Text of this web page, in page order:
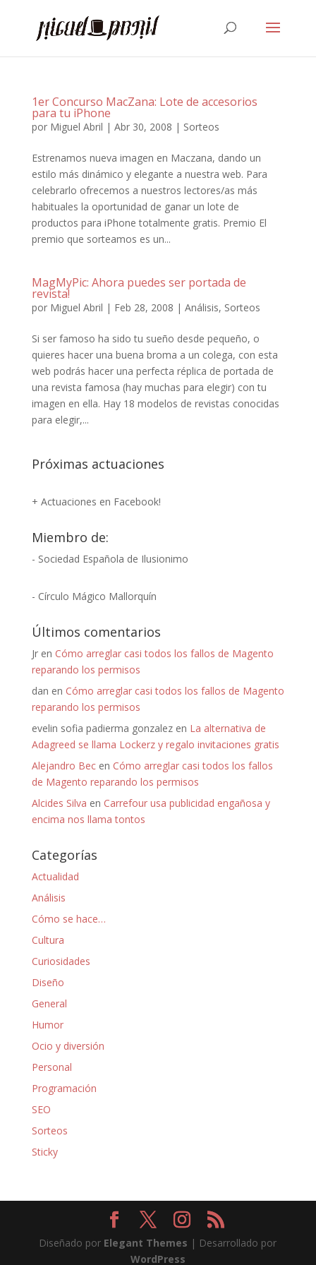
1er Concurso MacZana: Lote de accesorios
para tu iPhone
por Miguel Abril | Abr 30, 2008 | Sorteos
Estrenamos nueva imagen en Maczana, dando un
estilo más dinámico y elegante a nuestra web. Para
celebrarlo ofrecemos a nuestros lectores/as más
habituales la oportunidad de ganar un lote de
productos para iPhone totalmente gratis. Premio El
premio que sorteamos es un...
MagMyPic: Ahora puedes ser portada de
revista!
por Miguel Abril | Feb 28, 2008 | Análisis, Sorteos
Si ser famoso ha sido tu sueño desde pequeño, o
quieres hacer una buena broma a un colega, con esta
web podrás hacer una perfecta réplica de portada de
una revista famosa (hay muchas para elegir) con tu
imagen en ella. Hay 18 modelos de revistas conocidas
para elegir,...
Próximas actuaciones
+ Actuaciones en Facebook!
Miembro de:
- Sociedad Española de Ilusionimo
- Círculo Mágico Mallorquín
Últimos comentarios
Jren Cómo arreglar casi todos los fallos de Magento
reparando los permisos
dan en Cómo arreglar casi todos los fallos de Magento
reparando los permisos
evelin sofia padierma gonzalezen La alternativa de
Adagreed se llama Lockerz y regalo invitaciones gratis
Alejandro Becen Cómo arreglar casi todos los fallos
de Magento reparando los permisos
Alcides Silva en Carrefour usa publicidad engañosa y
encima nos llama tontos
Categorías
Actualidad
Análisis
Cómo se hace…
Cultura
Curiosidades
Diseño
General
Humor
Ocio y diversión
Personal
Programación
SEO
Sorteos
Sticky
Diseñado por Elegant Themes | Desarrollado por
WordPress